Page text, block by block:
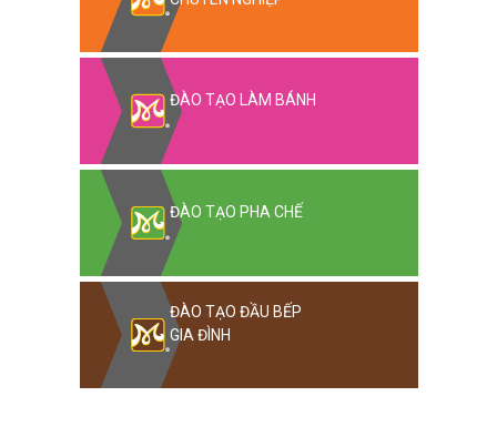
ĐÀO TẠO LÀM BÁNH
ĐÀO TẠO PHA CHẾ
ĐÀO TẠO ĐẦU BẾP
GIA ĐÌNH